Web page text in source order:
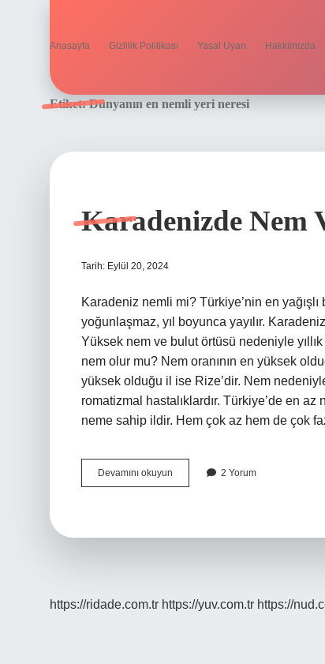
Anasayfa Gizlilik Politikası Yasal Uyarı Hakkımızda
Etiket:Dünyanın en nemli yeri neresi
Karadenizde Nem
Tarih: Eylül 20, 2024
Karadeniz nemli mi? Türkiye’nin en
yoğunlaşmaz, yıl boyunca yayılır.
Yüksek nem ve bulut örtüsü nedeniyle
nem olur mu? Nem oranının en yüksek
yüksek olduğu il ise Rize’dir. Nem
romatizmal hastalıklardır. Türkiye’de en
neme sahip ildir. Hem çok az hem de çok
Devamını okuyun Karadenizde
Nem
2 Yorum
https://ridade.com.tr https://yuv.com.tr https://